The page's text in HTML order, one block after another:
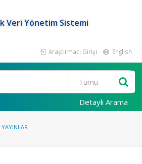
Veri Yönetim Sistemi
Araştırmacı Girişi English
Detaylı Arama
YAYINLAR